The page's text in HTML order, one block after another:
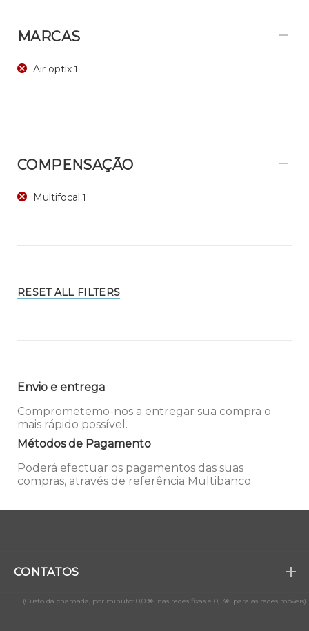
MARCAS
Air optix 1
COMPENSAÇÃO
Multifocal 1
RESET ALL FILTERS
Envio e entrega
Comprometemo-nos a entregar sua compra o
mais rápido possível.
Métodos de Pagamento
Poderá efectuar os pagamentos das suas
compras, através de referência Multibanco
CONTATOS
(Custo da chamada, por minuto: 0,09€ nas redes fixas e 0,13€ para as redes móveis)